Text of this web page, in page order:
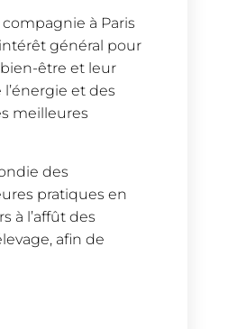
à Paris
général pour
être et leur
et des
meilleures
des
pratiques en
à l’affût des
afin de